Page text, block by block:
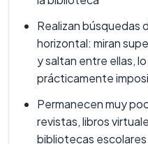
Realizan búsquedas
horizontal: miran
y saltan entre ellas,
prácticamente
Permanecen muy
revistas, libros
bibliotecas escolares